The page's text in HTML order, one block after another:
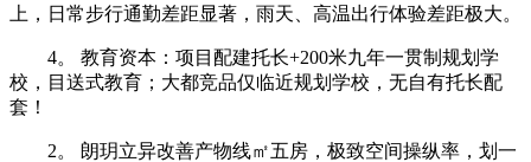
上，日常步行通勤差距显著，雨天、高温出行体验差距极大。
4。 教育资本：项目配建托长+200米九年一贯制规划学
校，目送式教育；大都竞品仅临近规划学校，无自有托长配
套！
2。 朗玥立异改善产物线㎡五房，极致空间操纵率，划一